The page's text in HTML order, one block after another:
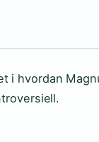
i hvordan